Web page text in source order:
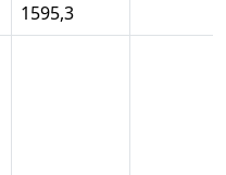
1595,3